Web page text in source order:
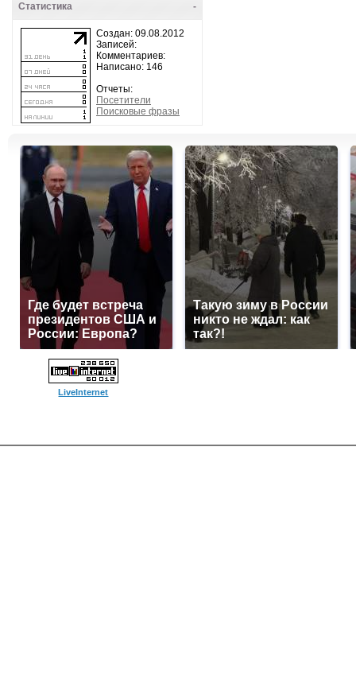
-
Статистика
Создан: 09.08.2012
Записей:
Комментариев:
Написано: 146
Отчеты:
Посетители
Поисковые фразы
Где будет встреча
президентов США и
России: Европа?
Такую зиму в России
никто не ждал: как
так?!
LiveInternet